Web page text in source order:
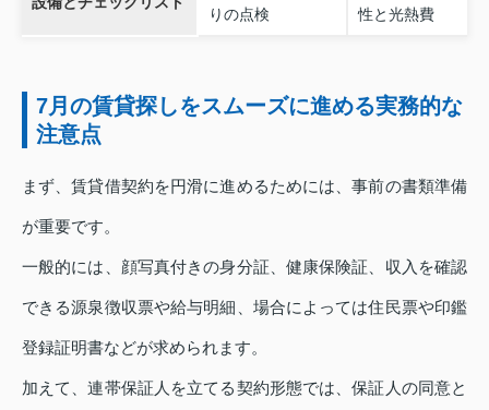
りの点検
性と光熱費
7月の賃貸探しをスムーズに進める実務的な
注意点
まず、賃貸借契約を円滑に進めるためには、事前の書類準備
が重要です。
一般的には、顔写真付きの身分証、健康保険証、収入を確認
できる源泉徴収票や給与明細、場合によっては住民票や印鑑
登録証明書などが求められます。
加えて、連帯保証人を立てる契約形態では、保証人の同意と